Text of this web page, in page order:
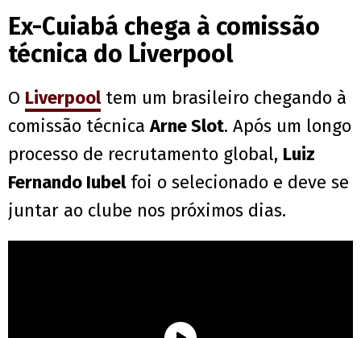
Ex-Cuiabá chega à comissão
técnica do Liverpool
O Liverpooltem um brasileiro chegando à
comissão técnicaArne Slot. Após um longo
processo de recrutamento global, Luiz
Fernando Iubelfoi o selecionado e deve se
juntar ao clube nos próximos dias.